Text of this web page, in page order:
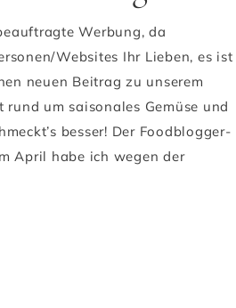
Werbung, da
Websites Ihr Lieben, es ist
neuen Beitrag zu unserem
rund um saisonales Gemüse und
besser! Der Foodblogger-
April habe ich wegen der